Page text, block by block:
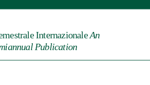
InternazionaleAn
Publication